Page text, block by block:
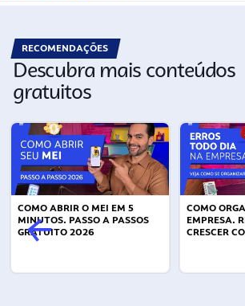
RECOMENDAÇÕES
Descubra mais conteúdos
gratuitos
COMO ABRIR O MEI EM 5
MINUTOS. PASSO A PASSOS
GRATUITO 2026
COMO
EMPRESA.
CRESCER